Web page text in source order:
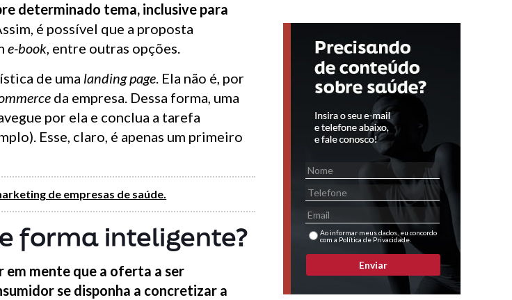
determinado tema, inclusive para
é possível que a proposta
e-book, entre outras opções.
de uma landing page. Ela não é, por
da empresa. Dessa forma, uma
por ela e conclua a tarefa
Esse, claro, é apenas um primeiro
de empresas de saúde.
forma inteligente?
em mente que a oferta a ser
se disponha a concretizar a
Ao informar meus dados, eu concordo
com a Política de Privacidade.
Enviar